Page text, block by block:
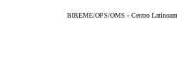
BIREME/OPS/OMS - Centro